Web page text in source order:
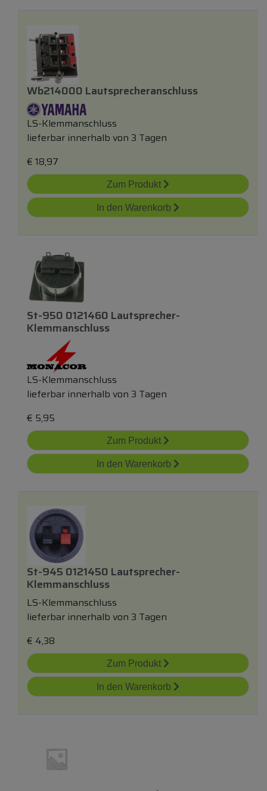
Wb214000 Lautsprecheranschluss
LS-Klemmanschluss
lieferbar innerhalb von 3 Tagen
€ 18,97
Zum Produkt
In den Warenkorb
St-950 0121460 Lautsprecher-
Klemmanschluss
LS-Klemmanschluss
lieferbar innerhalb von 3 Tagen
€ 5,95
Zum Produkt
In den Warenkorb
St-945 0121450 Lautsprecher-
Klemmanschluss
LS-Klemmanschluss
lieferbar innerhalb von 3 Tagen
€ 4,38
Zum Produkt
In den Warenkorb